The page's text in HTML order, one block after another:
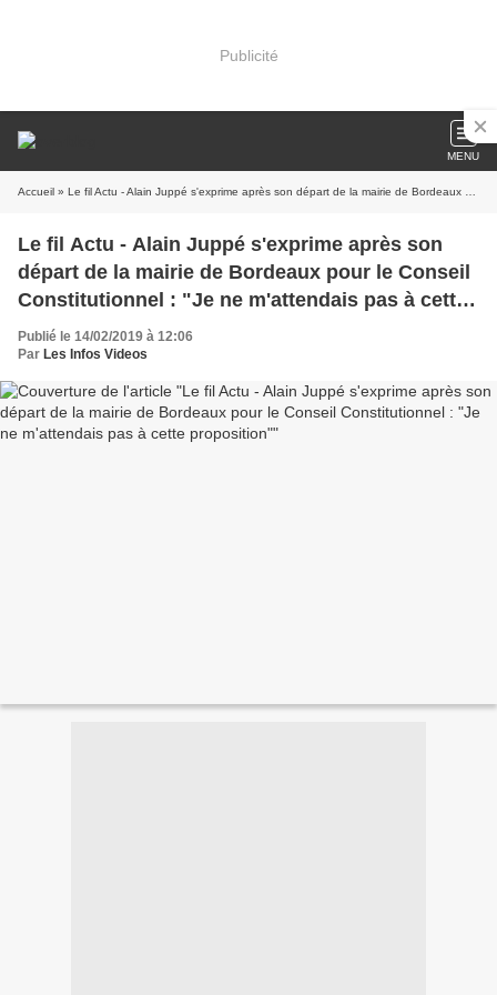
Publicité
MENU
Accueil » Le fil Actu - Alain Juppé s'exprime après son départ de la mairie de Bordeaux pour le Conseil Constitutionnel : "Je ne m'attendais pas à cette proposition"
Le fil Actu - Alain Juppé s'exprime après son
départ de la mairie de Bordeaux pour le Conseil
Constitutionnel : "Je ne m'attendais pas à cette
proposition"
Publié le 14/02/2019 à 12:06
Par Les Infos Videos